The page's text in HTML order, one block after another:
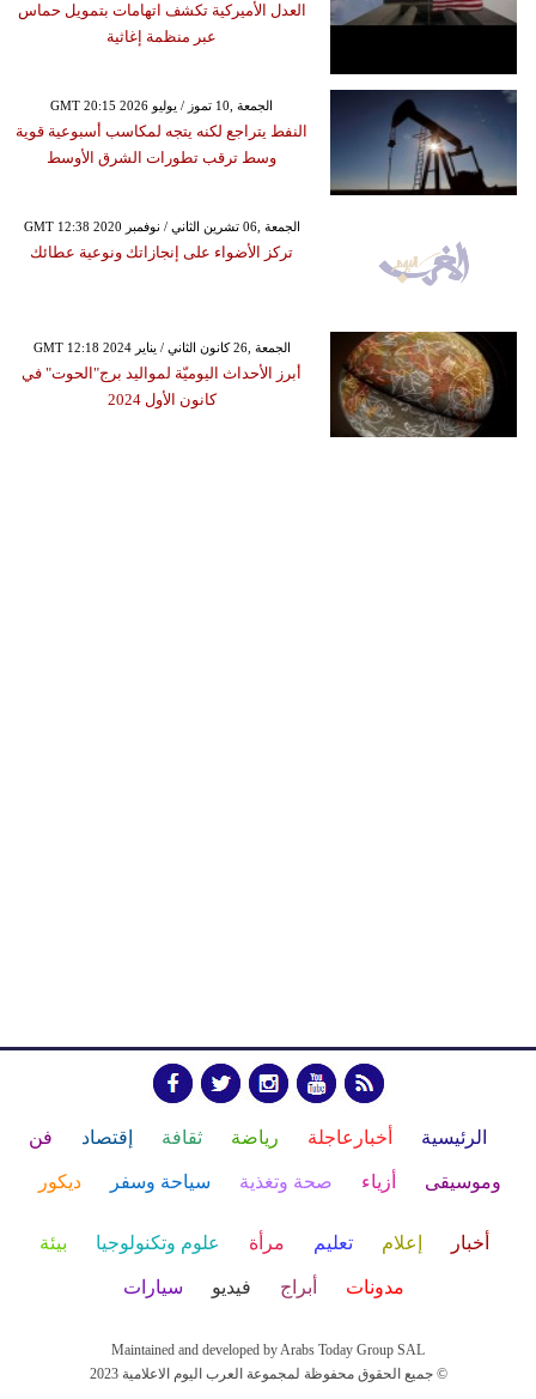
العدل الأميركية تكشف اتهامات بتمويل حماس
عبر منظمة إغاثية
GMT 20:15 2026 الجمعة ,10 تموز / يوليو
النفط يتراجع لكنه يتجه لمكاسب أسبوعية قوية
وسط ترقب تطورات الشرق الأوسط
GMT 12:38 2020 الجمعة ,06 تشرين الثاني / نوفمبر
تركز الأضواء على إنجازاتك ونوعية عطائك
GMT 12:18 2024 الجمعة ,26 كانون الثاني / يناير
أبرز الأحداث اليوميّة لمواليد برج"الحوت" في
كانون الأول 2024
الرئيسية أخبارعاجلة رياضة ثقافة إقتصاد فن
وموسيقى أزياء صحة وتغذية سياحة وسفر ديكور
أخبار إعلام تعليم مرأة علوم وتكنولوجيا بيئة
مدونات أبراج فيديو سيارات
Maintained and developed by Arabs Today Group SAL
جميع الحقوق محفوظة لمجموعة العرب اليوم الاعلامية 2023 ©